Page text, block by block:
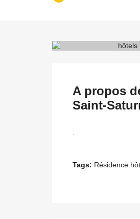
A propos
Saint-
Tags: Résidence